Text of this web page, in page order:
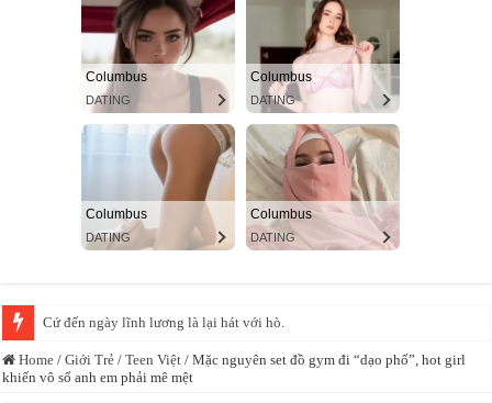
Cứ đến ngày lĩnh lương là lại hát với hò.
Home / Giới Trẻ / Teen Việt / Mặc nguyên set đồ gym đi “dạo phố”, hot girl
khiến vô số anh em phải mê mệt